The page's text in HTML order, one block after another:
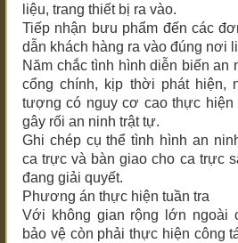
liệu, trang thiết bị ra vào.
Tiếp nhận bưu phẩm đến các
dẫn khách hàng ra vào đúng nơi
Năm chắc tình hình diễn biến an
cổng chính, kịp thời phát hiện,
tượng có nguy cơ cao thực hiện
gây rối an ninh trật tự.
Ghi chép cụ thể tình hình an
ca trực và bàn giao cho ca trực
đang giải quyết.
Phương án thực hiện tuần tra
Với không gian rộng lớn ngoài
bảo vệ còn phải thực hiện công